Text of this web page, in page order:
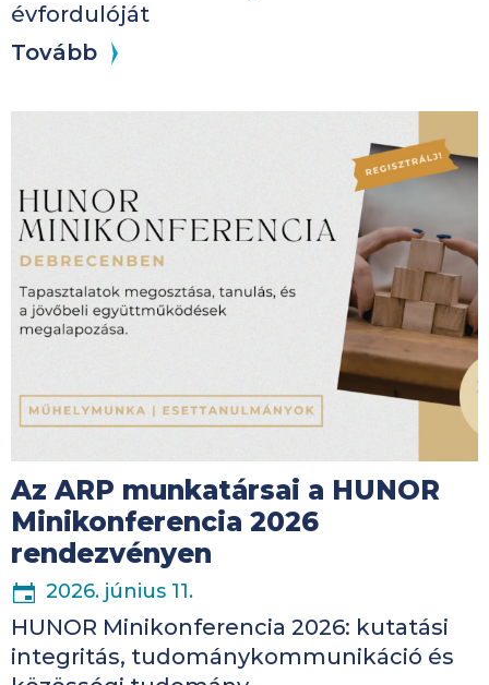
évfordulóját
Tovább
Az ARP munkatársai a HUNOR
Minikonferencia 2026
rendezvényen
2026. június 11.
HUNOR Minikonferencia 2026: kutatási
integritás, tudománykommunikáció és